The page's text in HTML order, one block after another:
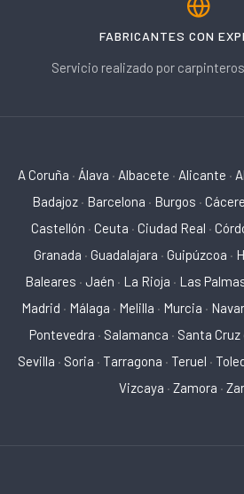
FABRICANTES CON
Servicio realizado por
A Coruña · Álava · Albacete · Alicante ·
Badajoz · Barcelona · Burgos ·
Castellón · Ceuta · Ciudad Real ·
Granada · Guadalajara · Guipúzcoa ·
Baleares · Jaén · La Rioja · Las
Madrid · Málaga · Melilla · Murcia ·
Pontevedra · Salamanca · Santa
Sevilla · Soria · Tarragona · Teruel ·
Vizcaya · Zamora ·